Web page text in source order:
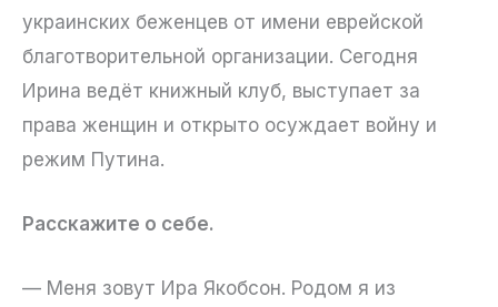
украинских беженцев от имени еврейской
благотворительной организации. Сегодня
Ирина ведёт книжный клуб, выступает за
права женщин и открыто осуждает войну и
режим Путина.
Расскажите о себе.
— Меня зовут Ира Якобсон. Родом я из